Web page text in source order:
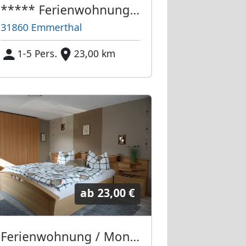
***** Ferienwohnung "Am Mönkeberg" Emmerthal, Landkreis Hameln-Pyrmont
31860 Emmerthal
1-5 Pers.
23,00 km
ab 23,00 €
Ferienwohnung / Monteurzimmer